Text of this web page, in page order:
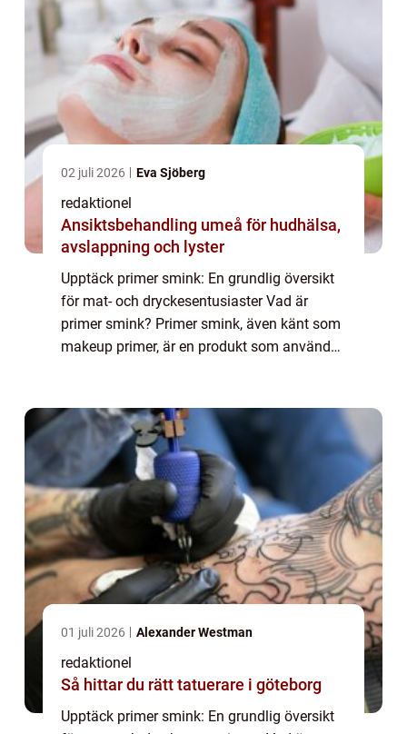
02 juli 2026 Eva Sjöberg
redaktionel
Ansiktsbehandling umeå för hudhälsa,
avslappning och lyster
Upptäck primer smink: En grundlig översikt
för mat- och dryckesentusiaster Vad är
primer smink? Primer smink, även känt som
makeup primer, är en produkt som används
sy...
01 juli 2026 Alexander Westman
redaktionel
Så hittar du rätt tatuerare i göteborg
Upptäck primer smink: En grundlig översikt